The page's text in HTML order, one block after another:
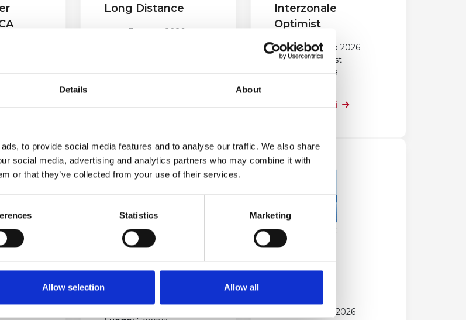
Details About
to provide social media features and to analyse our traffic. We also share
social media, advertising and analytics partners who may combine it with
or that they’ve collected from your use of their services.
Statistics Marketing
Allow selection Allow all
Long Distance
7 marzo 2026
Approfondisci
Interzonale
Optimist
Data:20 marzo 2026
Classe:Optimist
Luogo:Genova
Approfondisci
Challenge
Primavera
30 aprile 2026